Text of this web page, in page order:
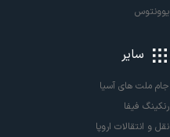
یوونتوس
سایر
جام ملت های آسیا
رنکینگ فیفا
نقل و انتقالات اروپا